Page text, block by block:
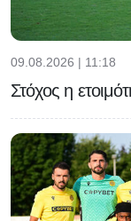
09.08.2026 | 11:18
Στόχος η